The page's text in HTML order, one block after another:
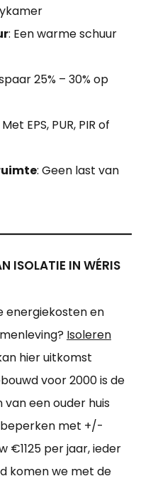
: Een warme schuur
25% – 30% op
Met EPS, PUR, PIR of
: Geen last van
ISOLATIE IN WÉRIS
energiekosten en
Isoleren
hier uitkomst
voor 2000 is de
een ouder huis
met +/-
€1125 per jaar, ieder
komen we met de